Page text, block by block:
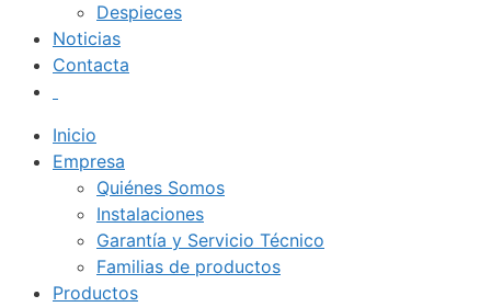
Despieces
Noticias
Contacta
Inicio
Empresa
Quiénes Somos
Instalaciones
Garantía y Servicio Técnico
Familias de productos
Productos